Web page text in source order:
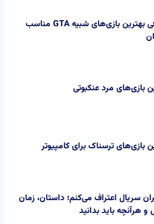
معرفی بهترین بازی‌های شبیه GTA مناسب
بازی‌های مرد عنکبوتی
بازی‌های ترسناک برای کامپیوتر
سریال اعتراف می‌کنم؛ داستان، زمان
هرآنچه باید بدانید